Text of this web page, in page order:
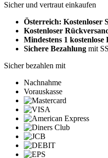
Sicher und vertraut einkaufen
Österreich: Kostenloser
Kostenloser
Mindestens 1 kostenlose
Sichere Bezahlung mit
Sicher bezahlen mit
Nachnahme
Vorauskasse